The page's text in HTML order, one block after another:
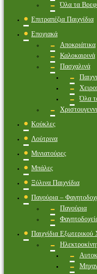
Όλα τα
Επιτραπέζια Παιχνίδια
Εποχιακά
Αποκριάτικα
Καλοκαιρινά
Πασχαλινά
Όλα
Κούκλες
Λούτρινα
Μινιατούρες
Μπάλες
Ξύλινα Παιχνίδια
Παγούρια –
Παγούρια
Παιχνίδια